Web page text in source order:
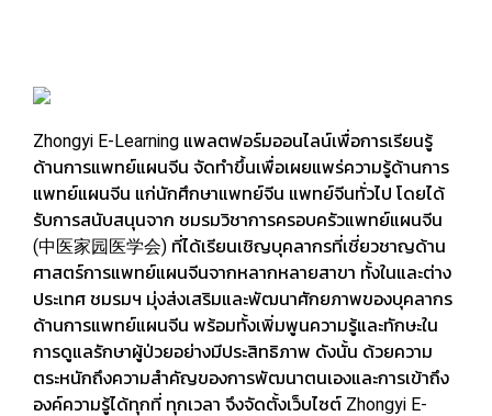
Zhongyi E-Learning แพลตฟอร์มออนไลน์เพื่อการเรียนรู้
ด้านการแพทย์แผนจีน จัดทำขึ้นเพื่อเผยแพร่ความรู้ด้านการ
แพทย์แผนจีน แก่นักศึกษาแพทย์จีน แพทย์จีนทั่วไป โดยได้
รับการสนับสนุนจาก ชมรมวิชาการครอบครัวแพทย์แผนจีน
(中医家园医学会) ที่ได้เรียนเชิญบุคลากรที่เชี่ยวชาญด้าน
ศาสตร์การแพทย์แผนจีนจากหลากหลายสาขา ทั้งในและต่าง
ประเทศ ชมรมฯ มุ่งส่งเสริมและพัฒนาศักยภาพของบุคลากร
ด้านการแพทย์แผนจีน พร้อมทั้งเพิ่มพูนความรู้และทักษะใน
การดูแลรักษาผู้ป่วยอย่างมีประสิทธิภาพ ดังนั้น ด้วยความ
ตระหนักถึงความสำคัญของการพัฒนาตนเองและการเข้าถึง
องค์ความรู้ได้ทุกที่ ทุกเวลา จึงจัดตั้งเว็บไซต์ Zhongyi E-